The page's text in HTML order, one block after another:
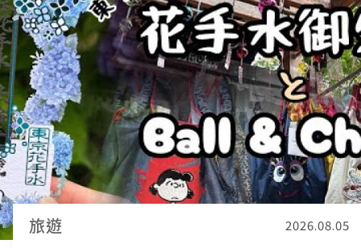
旅遊 2026.08.05